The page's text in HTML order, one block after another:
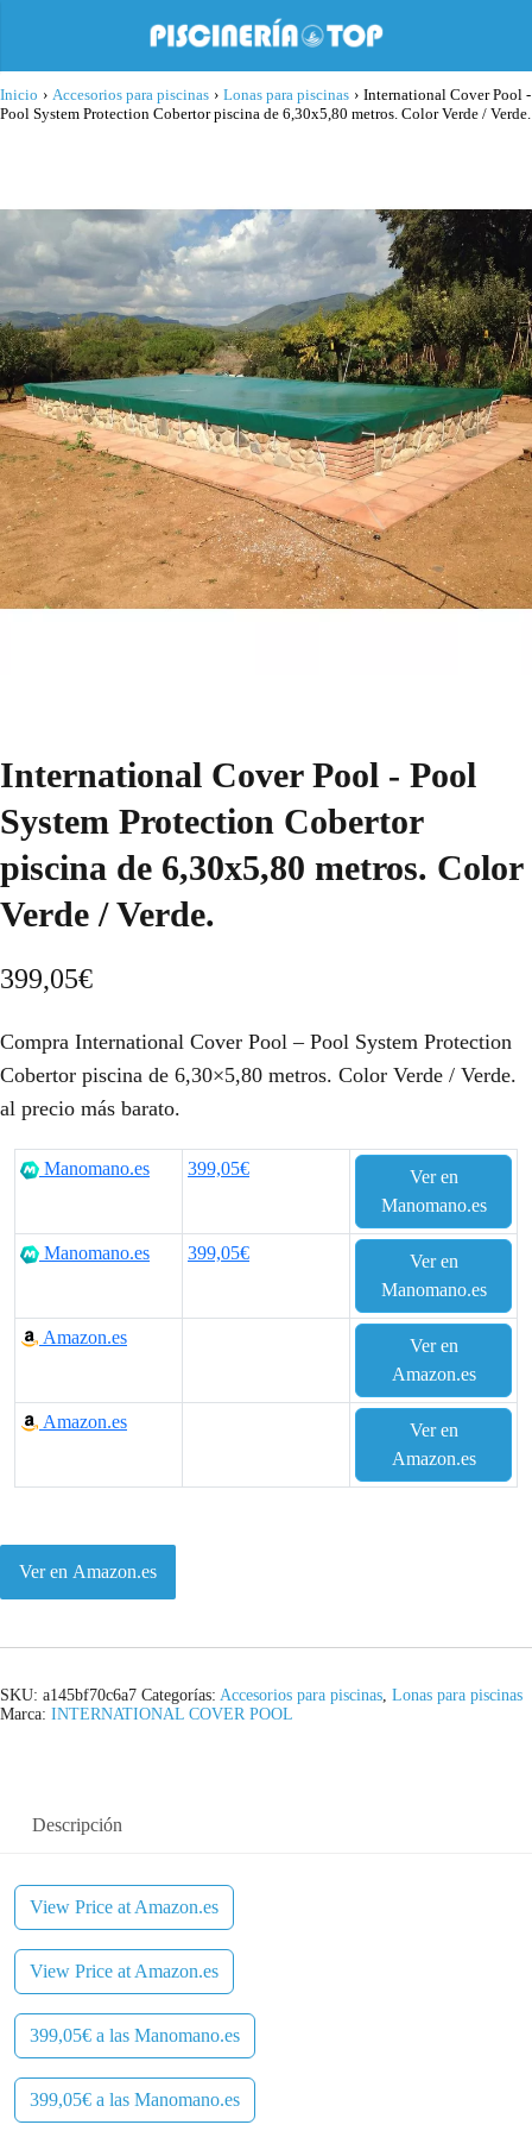
Inicio › Accesorios para piscinas › Lonas para piscinas › International Cover Pool -
Pool System Protection Cobertor piscina de 6,30x5,80 metros. Color Verde / Verde.
International Cover Pool - Pool
System Protection Cobertor
piscina de 6,30x5,80 metros. Color
Verde / Verde.
399,05€
Compra International Cover Pool – Pool System Protection
Cobertor piscina de 6,30×5,80 metros. Color Verde / Verde.
al precio más barato.
Manomano.es 399,05€
Ver en
Manomano.es
Manomano.es 399,05€
Ver en
Manomano.es
Amazon.es
Ver en
Amazon.es
Amazon.es
Ver en
Amazon.es
Ver en Amazon.es
SKU: a145bf70c6a7 Categorías: Accesorios para piscinas, Lonas para piscinas
Marca: INTERNATIONAL COVER POOL
Descripción
View Price at Amazon.es
View Price at Amazon.es
399,05€ a las Manomano.es
399,05€ a las Manomano.es